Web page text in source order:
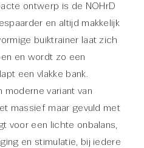
ontwerp is de NOHrD
en altijd makkelijk
buiktrainer laat zich
en wordt zo een
een vlakke bank.
moderne variant van
massief maar gevuld met
voor een lichte onbalans,
en stimulatie, bij iedere